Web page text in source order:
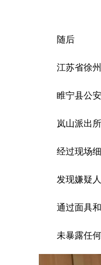
随后
江苏省徐
睢宁县公安
岚山派出所
经过现场细
发现嫌疑人
通过面具和
未暴露任何